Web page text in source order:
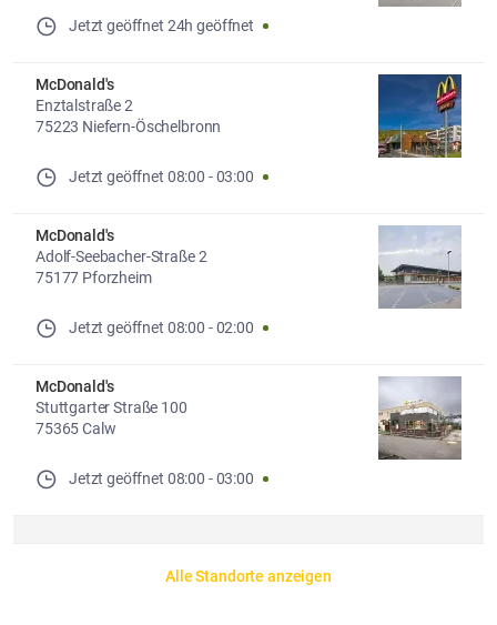
Jetzt geöffnet 24h geöffnet
McDonald's
Enztalstraße 2
75223 Niefern-Öschelbronn
Jetzt geöffnet 08:00 -03:00
McDonald's
Adolf-Seebacher-Straße 2
75177 Pforzheim
Jetzt geöffnet 08:00 -02:00
McDonald's
Stuttgarter Straße 100
75365 Calw
Jetzt geöffnet 08:00 -03:00
Alle Standorte anzeigen